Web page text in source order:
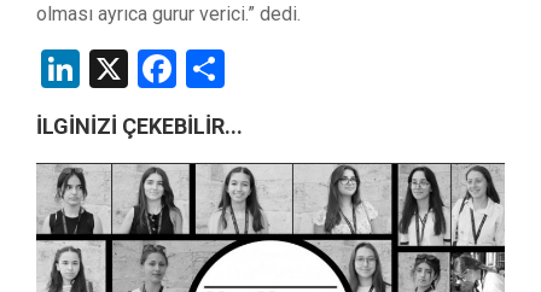
olması ayrıca gurur verici.” dedi.
LinkedIn
X Facebook
İLGİNİZİ ÇEKEBİLİR...